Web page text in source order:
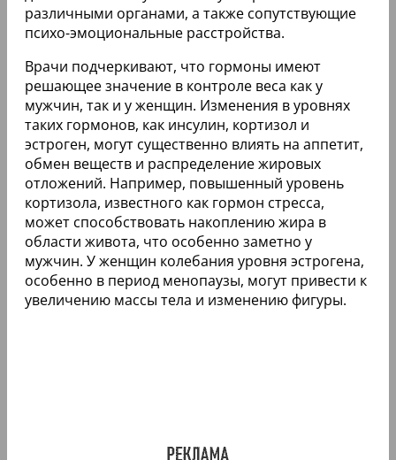
различными органами, а также сопутствующие
психо-эмоциональные расстройства.
Врачи подчеркивают, что гормоны имеют
решающее значение в контроле веса как у
мужчин, так и у женщин. Изменения в уровнях
таких гормонов, как инсулин, кортизол и
эстроген, могут существенно влиять на аппетит,
обмен веществ и распределение жировых
отложений. Например, повышенный уровень
кортизола, известного как гормон стресса,
может способствовать накоплению жира в
области живота, что особенно заметно у
мужчин. У женщин колебания уровня эстрогена,
особенно в период менопаузы, могут привести к
увеличению массы тела и изменению фигуры.